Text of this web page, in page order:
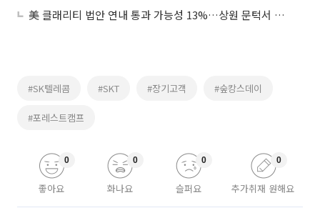
美 클래리티 법안 연내 통과 가능성 13%…상원 문턱서 제동
#SK텔레콤 #SKT #장기고객 #숲캉스데이
#포레스트캠프
좋아요
0
화나요
0
슬퍼요
0
추가취재 원해요
0